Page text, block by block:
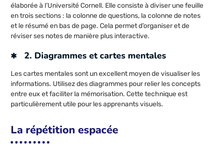
élaborée à l’Université Cornell. Elle consiste à diviser une feuille
en trois sections : la colonne de questions, la colonne de notes
et le résumé en bas de page. Cela permet d’organiser et de
réviser ses notes de manière plus interactive.
2. Diagrammes et cartes mentales
Les cartes mentales sont un excellent moyen de visualiser les
informations. Utilisez des diagrammes pour relier les concepts
entre eux et faciliter la mémorisation. Cette technique est
particulièrement utile pour les apprenants visuels.
La répétition espacée